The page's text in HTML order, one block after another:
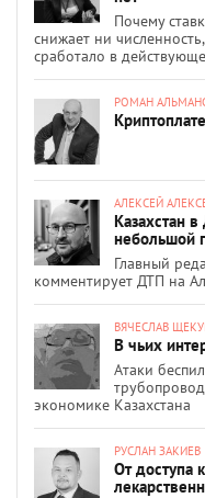
Почему
снижает ни
сработало в
РОМАН
АЛЕКСЕЙ
Казахстан
небольшой
Главный
комментирует ДТП на
ВЯЧЕСЛАВ
В чьих
Атаки
экономике Казахстана
РУСЛАН ЗАКИЕВ
От доступа